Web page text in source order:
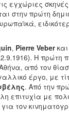
εγχώριες
στην πρώτη
, Pierre Veberκαι
Η πρώτη
από τον
έργο, με
. Από την
επιτυχία με
τον